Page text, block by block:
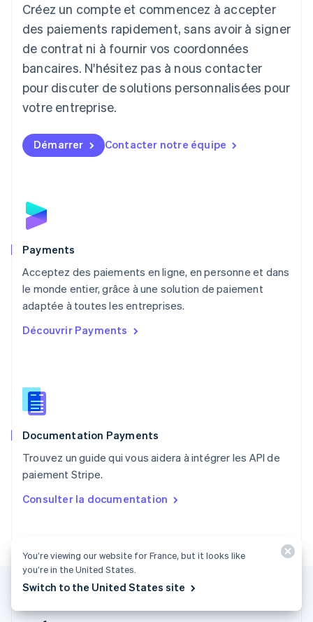
Créez un compte et commencez à accepter
des paiements rapidement, sans avoir à signer
de contrat ni à fournir vos coordonnées
bancaires. N'hésitez pas à nous contacter
pour discuter de solutions personnalisées pour
votre entreprise.
Démarrer Contacter notre équipe
Payments
Acceptez des paiements en ligne, en personne et dans
le monde entier, grâce à une solution de paiement
adaptée à toutes les entreprises.
Découvrir Payments
Documentation Payments
Trouvez un guide qui vous aidera à intégrer les API de
paiement Stripe.
Consulter la documentation
Lettonie
English
Liechtenstein
DeutschEnglish
Lituanie
Luxembourg
FrançaisDeutschEnglish
English简体中文
Malte
Norvège
English
English
NederlandsEnglish
Pologne
English
PortuguêsEnglish
English
Roumanie
Royaume-Uni
Singapour
English 简体中文
English
SvenskaEnglish
Suisse
DeutschFrançaisItalianoEnglish
ไทยEnglish
You’re viewing our website for France, but it looks like
you’re in the United States.
Switch to the United States site